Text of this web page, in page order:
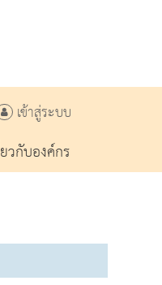
เข้าสู่ระบบ
วกับองค์กร